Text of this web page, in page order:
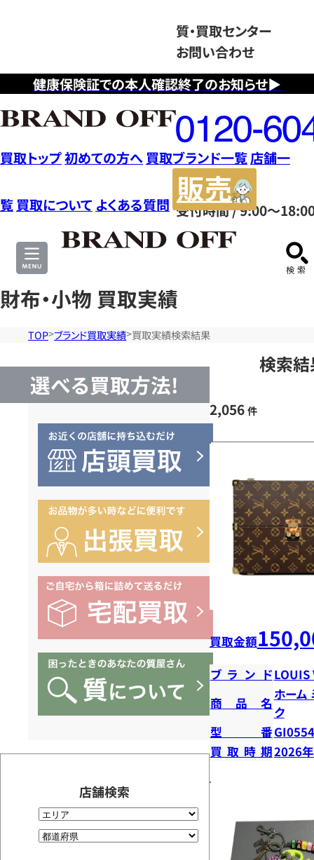
健康保険証での本人確認終了のお知らせ▶
質・買取センター
お問い合わせ
フ
リ
ー
ダ
イ
ヤ
ル
0120604117
受付時間 / 9:00～
買取トップ初めての方へ 買取ブランド一覧店舗一
覧 買取について よくある質問
サ
財布・小物 買取実績
TOP ブランド買取実績 買取実績検索結果
選べる買取方法!
店舗検索
検索
2,056 件
買取金額
ブランドLOUIS
商品名
ホーム
ク
型番GI0554
買取時期2026